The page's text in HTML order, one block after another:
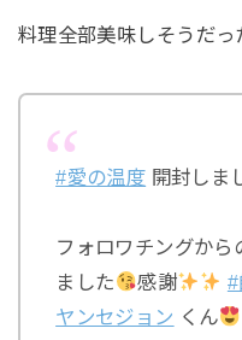
料理全部美味しそうだっ
#愛の温度 開封しま
フォロワチングから
ました
感謝 #
ヤンセジョン くん